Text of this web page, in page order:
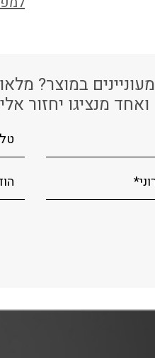
מעוניינים במוצר?
ואחד מנציגו יחזור